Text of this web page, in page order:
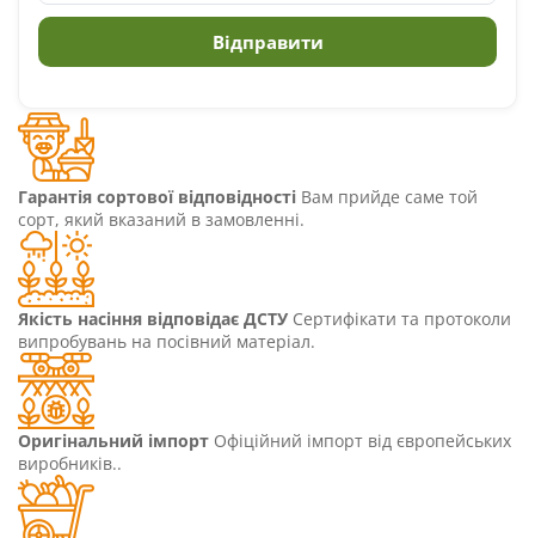
Гарантія сортової відповідності Вам прийде саме той
сорт, який вказаний в замовленні.
Якість насіння відповідає ДСТУ Сертифікати та протоколи
випробувань на посівний матеріал.
Оригінальний імпорт Офіційний імпорт від європейських
виробників..